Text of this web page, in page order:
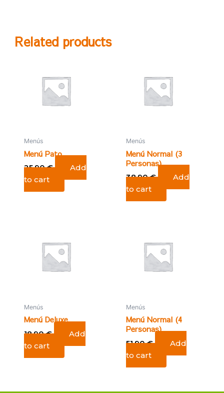
Related products
Menús
Menú Pato
25,90€
Add
to cart
Menús
Menú Normal (3
Personas)
38,90€
Add
to cart
Menús
Menú Deluxe
18,90€
Add
to cart
Menús
Menú Normal (4
Personas)
51,90€
Add
to cart